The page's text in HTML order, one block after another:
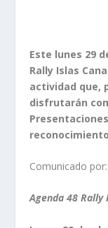
Este lunes 29
Rally Islas
actividad que,
disfrutarán
Comunicado
Agenda 48 Rally